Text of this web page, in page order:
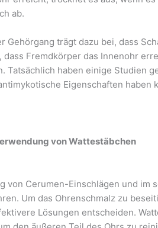
ab.
Gehörgang trägt dazu bei, dass
Fremdkörper das Innenohr
Tatsächlich haben einige Studien
Eigenschaften haben
von Wattestäbchen
von Cerumen-Einschlägen und im
Um das Ohrenschmalz zu
Lösungen entscheiden.